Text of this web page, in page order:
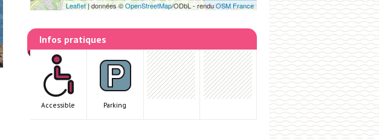
Leaflet |données ©OpenStreetMap/ODbL - renduOSM France
Infos pratiques
Accessible Parking